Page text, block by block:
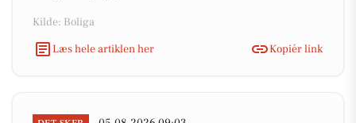
Kilde: Boliga
Læs hele artiklen her
Kopiér link